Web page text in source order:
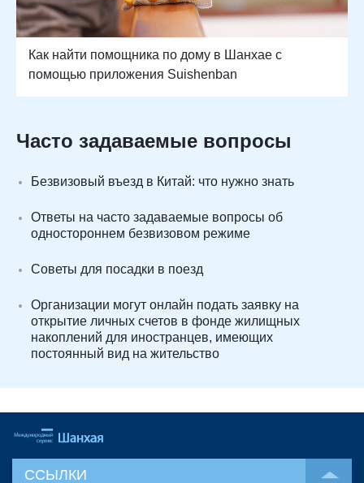
Как найти помощника по дому в Шанхае с
помощью приложения Suishenban
Часто задаваемые вопросы
Безвизовый въезд в Китай: что нужно знать
Ответы на часто задаваемые вопросы об
одностороннем безвизовом режиме
Советы для посадки в поезд
Организации могут онлайн подать заявку на
открытие личных счетов в фонде жилищных
накоплений для иностранцев, имеющих
постоянный вид на жительство
ССЫЛКИ